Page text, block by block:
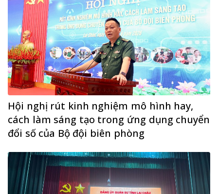
Hội nghị rút kinh nghiệm mô hình hay,
cách làm sáng tạo trong ứng dụng chuyển
đổi số của Bộ đội biên phòng